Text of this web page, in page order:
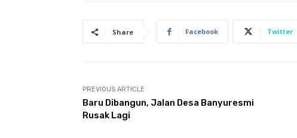
Share Facebook Twitter
PREVIOUS ARTICLE
Baru Dibangun, Jalan Desa Banyuresmi
Rusak Lagi